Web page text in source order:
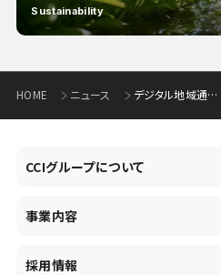
Sustainability
HOME ニュース デジタル地域通貨サービス「トチツーカ」が登録者数4万人を突破！キャンペーン効果で利用拡大が加速し“2か月足らずで1万人増”の急伸
CCIグループについて
トップメッセージ
コーポレートアイデンティティ
事業内容
採用情報